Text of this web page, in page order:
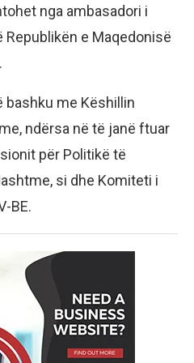
nga ambasadori i
Republikën e Maqedonisë
bashku me Këshillin
ndërsa në të janë ftuar
për Politikë të
si dhe Komiteti i
BE.